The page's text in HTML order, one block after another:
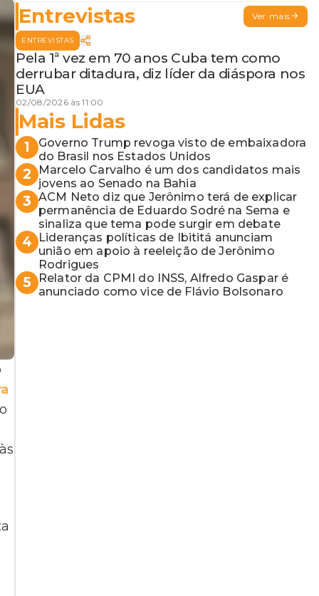
Entrevistas Ver mais
ENTREVISTAS
Pela 1ª vez em 70 anos Cuba tem como
derrubar ditadura, diz líder da diáspora nos
EUA
02/08/2026 às 11:00
Mais Lidas
1
Governo Trump revoga visto de embaixadora
do Brasil nos Estados Unidos
2
Marcelo Carvalho é um dos candidatos mais
jovens ao Senado na Bahia
3 ACM Neto diz que Jerônimo terá de explicar
permanência de Eduardo Sodré na Sema e
sinaliza que tema pode surgir em debate
4
Lideranças políticas de Ibititá anunciam
união em apoio à reeleição de Jerônimo
Rodrigues
5
Relator da CPMI do INSS, Alfredo Gaspar é
anunciado como vice de Flávio Bolsonaro